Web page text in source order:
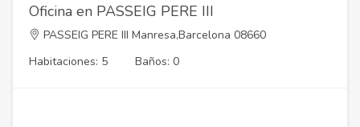
Oficina en PASSEIG PERE III
PASSEIG PERE III Manresa,Barcelona 08660
Habitaciones: 5
Baños: 0